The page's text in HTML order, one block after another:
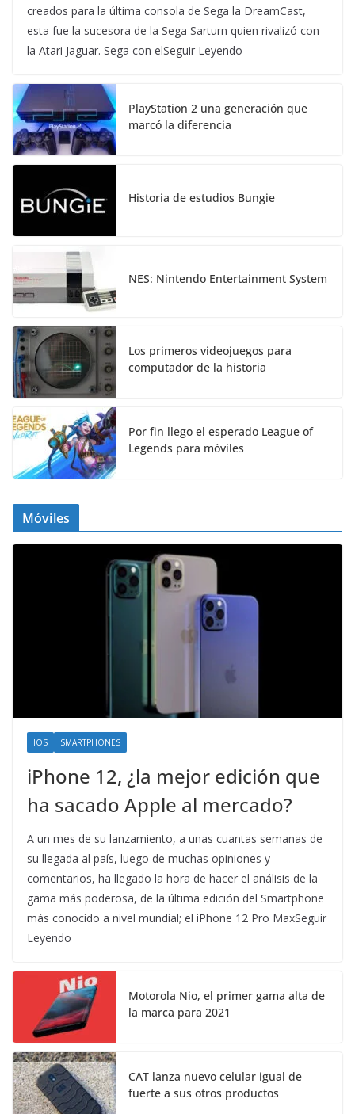
creados para la última consola de Sega la DreamCast,
esta fue la sucesora de la Sega Sarturn quien rivalizó con
la Atari Jaguar. Sega con elSeguir Leyendo
PlayStation 2 una generación que
marcó la diferencia
Historia de estudios Bungie
NES: Nintendo Entertainment System
Los primeros videojuegos para
computador de la historia
Por fin llego el esperado League of
Legends para móviles
Móviles
IOS SMARTPHONES
iPhone 12, ¿la mejor edición que
ha sacado Apple al mercado?
A un mes de su lanzamiento, a unas cuantas semanas de
su llegada al país, luego de muchas opiniones y
comentarios, ha llegado la hora de hacer el análisis de la
gama más poderosa, de la última edición del Smartphone
más conocido a nivel mundial; el iPhone 12 Pro MaxSeguir
Leyendo
Motorola Nio, el primer gama alta de
la marca para 2021
CAT lanza nuevo celular igual de
fuerte a sus otros productos